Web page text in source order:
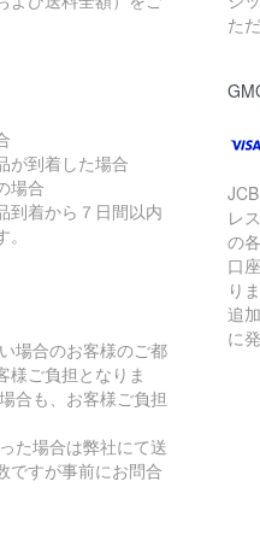
が到着した場合
場合
到着から７日間以内
場合のお客様のご都
様ご負担となりま
合も、お客様ご負担
た場合は弊社にて送
ですが事前にお問合
た
レ
の
口
り
追
に